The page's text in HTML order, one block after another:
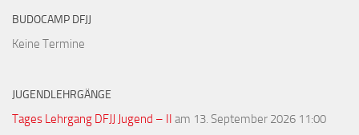
BUDOCAMP DFJJ
Keine Termine
JUGENDLEHRGÄNGE
Tages Lehrgang DFJJ Jugend – II am 13. September 2026 11:00